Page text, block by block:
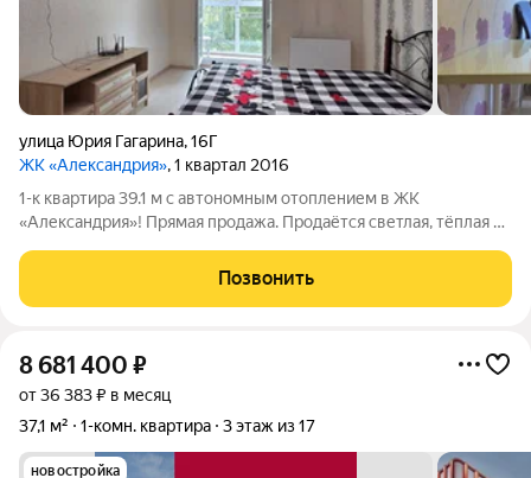
улица Юрия Гагарина,16Г
ЖК «Александрия», 1 квартал 2016
1-к квартира 39.1 м с автономным отоплением в ЖК
«Александрия»! Прямая продажа. Продаётся светлая, тёплая и
комфортном 2-м этаже 9-этажного кирпичного дома 2015 года
постройки. Идеальный
Позвонить
8 681 400 ₽
от 36 383 ₽ в месяц
37,1 м²
1-комн. квартира 3 этаж из 17
новостройка